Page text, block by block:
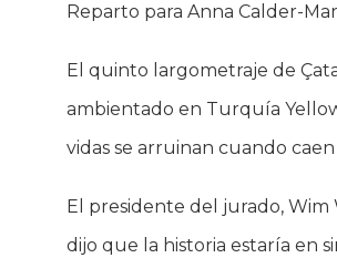
Reparto para Anna Calder-
El quinto largometraje de
ambientado en Turquía
vidas se arruinan cuando
El presidente del jurado,
dijo que la historia estaría en